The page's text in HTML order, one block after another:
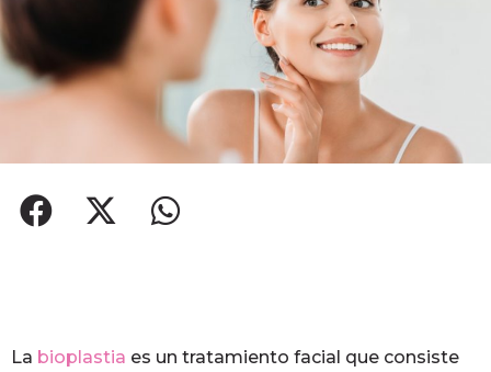
La bioplastia es un tratamiento facial que consiste